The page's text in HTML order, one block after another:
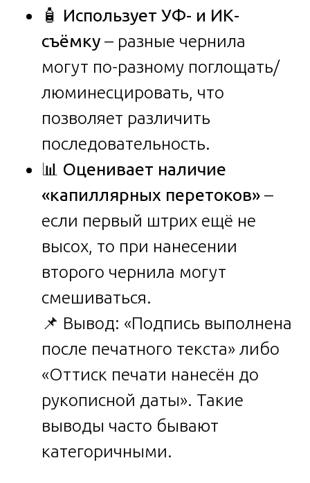
🧴 Использует УФ- и ИК-
съёмку – разные чернила
могут по-разному поглощать/
люминесцировать, что
позволяет различить
последовательность.
📊 Оценивает наличие
«капиллярных перетоков» –
если первый штрих ещё не
высох, то при нанесении
второго чернила могут
смешиваться.
📌 Вывод: «Подпись выполнена
после печатного текста» либо
«Оттиск печати нанесён до
рукописной даты». Такие
выводы часто бывают
категоричными.